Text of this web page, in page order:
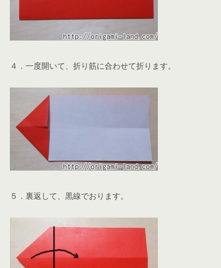
４．一度開いて、折り筋に合わせて折ります。
５．裏返して、黒線でおります。